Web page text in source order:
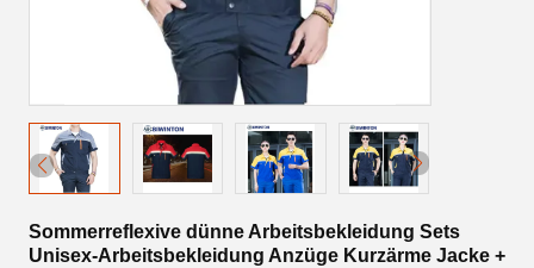
Sommerreflexive dünne Arbeitsbekleidung Sets
Unisex-Arbeitsbekleidung Anzüge Kurzärme Jacke +